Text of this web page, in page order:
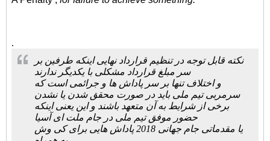
.
نکته قابل توجه در تنظیم قرارداد نهایی اینکه طرفین بر
سر مبلغ قرارداد مشکلی با یکدیگر ندارند
و اختلاف تنها بر سر پاداش ها و جرائمی است که
سرمربی تیم ملی باید در صورت محقق شدن یا نشدن
برخی از شرایط به آن متعهد باشند و این یعنی اینکه
حضور موفق تیم ملی در جام ملت ای آسیا
یا مقدماتی جام جهانی 2018 پاداش هایی برای کی وش